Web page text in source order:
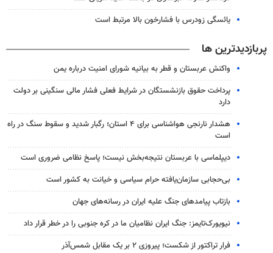
یائسگی زودرس با فشارخون بالا مرتبط است
پربازدیدترین ها
واکنش عربستان و قطر به بیانیه شورای امنیت درباره یمن
پرداخت حقوق بازنشستگان در شرایط فعلی فشار مالی سنگینی بر دولت
دارد
هشدار نارنجی هواشناسی برای ۴ استان؛ رگبار شدید و سقوط سنگ در راه
است
دیپلماسی با عربستان نتیجه‌بخش نیست؛ پاسخ نظامی ضروری است
بی‌حجابی سازمان‌یافته حرام سیاسی و خیانت به کشور است
بازتاب پیامدهای جنگ علیه ایران در رسانه‌های جهان
نیویورک‌تایمز: جنگ ایران نظامیان ما در کره جنوبی را در خطر قرار داد
فرار تراکتور از شکست؛ پیروزی ۲ بر یک مقابل شمس‌آذر